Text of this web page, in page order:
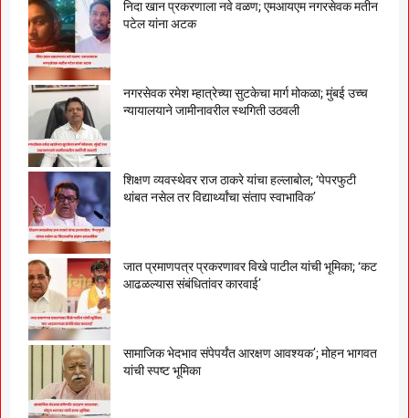
निदा खान प्रकरणाला नवे वळण; एमआयएम नगरसेवक मतीन
पटेल यांना अटक
नगरसेवक रमेश म्हात्रेच्या सुटकेचा मार्ग मोकळा; मुंबई उच्च
न्यायालयाने जामीनावरील स्थगिती उठवली
शिक्षण व्यवस्थेवर राज ठाकरे यांचा हल्लाबोल; ‘पेपरफुटी
थांबत नसेल तर विद्यार्थ्यांचा संताप स्वाभाविक’
जात प्रमाणपत्र प्रकरणावर विखे पाटील यांची भूमिका; ‘कट
आढळल्यास संबंधितांवर कारवाई’
सामाजिक भेदभाव संपेपर्यंत आरक्षण आवश्यक’; मोहन भागवत
यांची स्पष्ट भूमिका